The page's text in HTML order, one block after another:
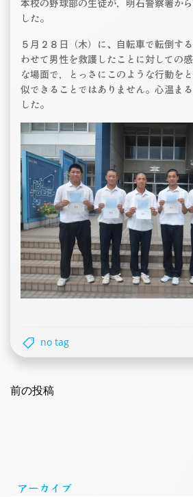
本校の野球部の生徒が，明石警察署か
した。
５月２８日（木）に、自転車で転倒す
わせて男性を救護したことに対しての
な場面で，とっさにこのような行動を
似できることではありません。心温ま
した。
no tag
navigation
前の投稿
アーカイブ